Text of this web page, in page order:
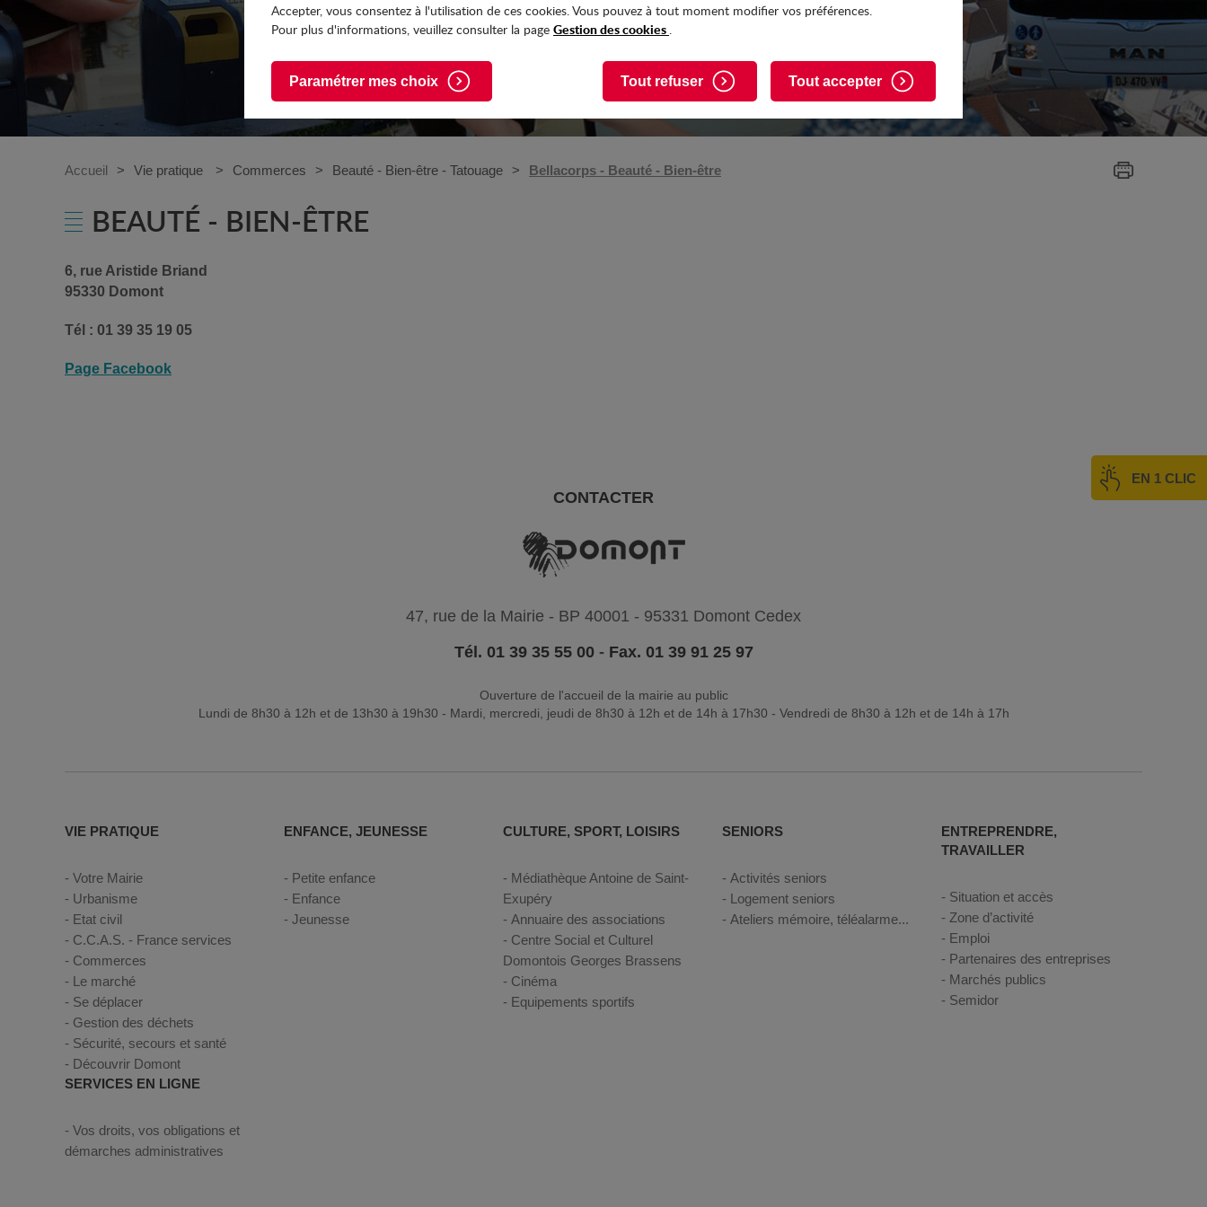
Accepter, vous consentez à l'utilisation de ces cookies. Vous pouvez à tout moment modifier vos préférences.
Pour plus d'informations, veuillez consulter la page Gestion des cookies .
Paramétrer mes choix Tout refuser Tout accepter
EN 1 CLIC
Accueil Vie pratique Commerces Beauté - Bien-être - Tatouage Bellacorps - Beauté - Bien-être
BEAUTÉ - BIEN-ÊTRE
6, rue Aristide Briand
95330 Domont
Tél : 01 39 35 19 05
Page Facebook
CONTACTER
47, rue de la Mairie - BP 40001 - 95331 Domont Cedex
Tél. 01 39 35 55 00 - Fax. 01 39 91 25 97
Ouverture de l'accueil de la mairie au public
Lundi de 8h30 à 12h et de 13h30 à 19h30 - Mardi, mercredi, jeudi de 8h30 à 12h et de 14h à 17h30 - Vendredi de 8h30 à 12h et de 14h à 17h
VIE PRATIQUE
Votre Mairie
Urbanisme
Etat civil
C.C.A.S. - France services
Commerces
Le marché
Se déplacer
Gestion des déchets
Sécurité, secours et santé
Découvrir Domont
ENFANCE, JEUNESSE
Petite enfance
Enfance
Jeunesse
CULTURE, SPORT, LOISIRS
Médiathèque Antoine de Saint-
Exupéry
Annuaire des associations
Centre Social et Culturel
Domontois Georges Brassens
Cinéma
Equipements sportifs
SENIORS
Activités seniors
Logement seniors
Ateliers mémoire, téléalarme...
ENTREPRENDRE,
TRAVAILLER
Situation et accès
Zone d’activité
Emploi
Partenaires des entreprises
Marchés publics
Semidor
SERVICES EN LIGNE
Vos droits, vos obligations et
démarches administratives